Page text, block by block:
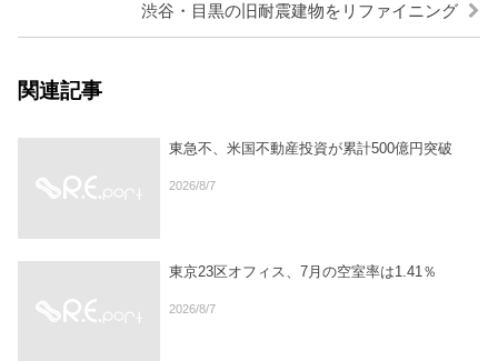
渋谷・目黒の旧耐震建物をリファイニング
関連記事
東急不、米国不動産投資が累計500億円突破
2026/8/7
東京23区オフィス、7月の空室率は1.41％
2026/8/7